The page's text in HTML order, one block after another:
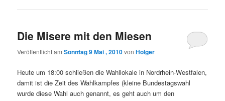
Die Misere mit den Miesen
Veröffentlicht amSonntag 9 Mai , 2010vonHolger
Heute um 18:00 schließen die Wahllokale in Nordrhein-Westfalen,
damit ist die Zeit des Wahlkampfes (kleine Bundestagswahl
wurde diese Wahl auch genannt, es geht auch um den